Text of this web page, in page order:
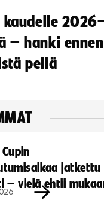
kaudelle
– hanki ennen
peliä
jatkettu
– vielä ehtii